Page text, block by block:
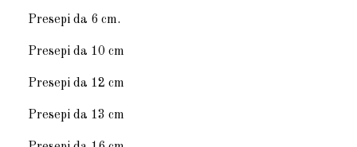
Presepi da 6 cm.
Presepi da 10 cm
Presepi da 12 cm
Presepi da 13 cm